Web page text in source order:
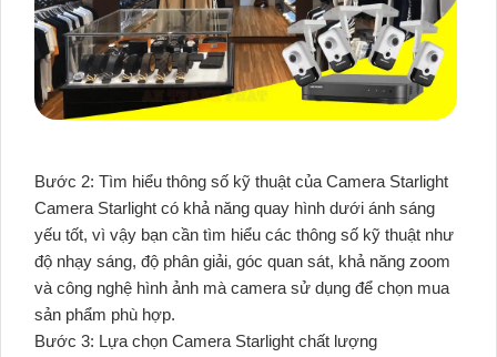
Bước 2: Tìm hiểu thông số kỹ thuật của Camera Starlight
Camera Starlight có khả năng quay hình dưới ánh sáng
yếu tốt, vì vậy bạn cần tìm hiểu các thông số kỹ thuật như
độ nhạy sáng, độ phân giải, góc quan sát, khả năng zoom
và công nghệ hình ảnh mà camera sử dụng để chọn mua
sản phẩm phù hợp.
Bước 3: Lựa chọn Camera Starlight chất lượng